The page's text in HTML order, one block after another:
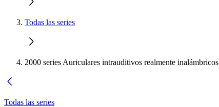
Todas las series
2000 series Auriculares intrauditivos realmente inalámbricos
Todas las series